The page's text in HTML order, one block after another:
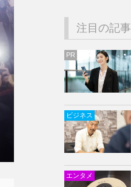
注目の記事
PR
ビジネス
エンタメ